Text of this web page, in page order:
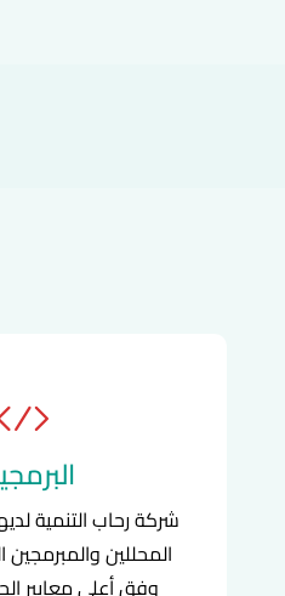
شركة رحاب التنمية
المحللين والمبرمجين
وفق أعلى معايير